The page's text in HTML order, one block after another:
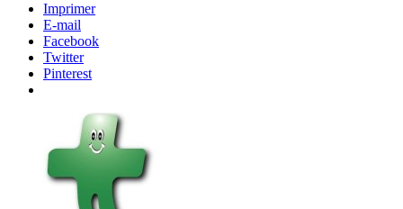
Imprimer
E-mail
Facebook
Twitter
Pinterest